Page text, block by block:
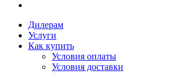
Дилерам
Услуги
Как купить
Условия оплаты
Условия доставки